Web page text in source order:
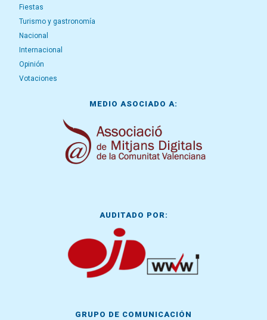
Fiestas
Turismo y gastronomía
Nacional
Internacional
Opinión
Votaciones
MEDIO ASOCIADO A:
AUDITADO POR:
GRUPO DE COMUNICACIÓN